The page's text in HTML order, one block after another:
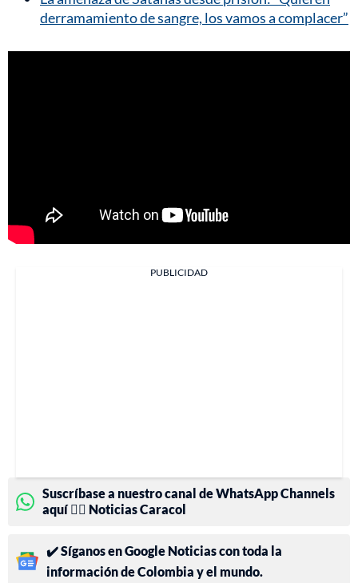
derramamiento de sangre, los vamos a complacer”
PUBLICIDAD
Suscríbase a nuestro canal de WhatsApp Channels
aquí 👉🏻 Noticias Caracol
✔️ Síganos en Google Noticias con toda la
información de Colombia y el mundo.